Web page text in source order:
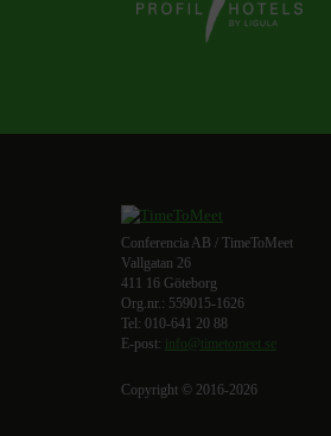
Conferencia AB / TimeToMeet
Vallgatan 26
411 16 Göteborg
Org.nr.: 559015-1626
Tel: 010-641 20 88
E-post: info@timetomeet.se
Copyright © 2016-2026